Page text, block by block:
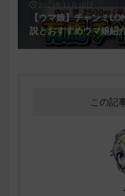
2023年11月18日
【ウマ娘】チャンミ
説とおすすめウマ娘紹
この記